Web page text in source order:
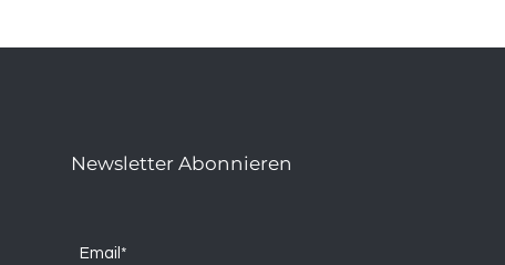
Newsletter Abonnieren
Email*